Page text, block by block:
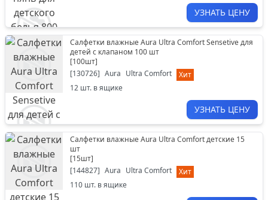
УЗНАТЬ ЦЕНУ
Салфетки влажные Aura Ultra Comfort Sensetive для
детей с клапаном 100 шт
[100шт]
[130726] Aura Ultra Comfort
Хит
12 шт. в ящике
УЗНАТЬ ЦЕНУ
Салфетки влажные Aura Ultra Comfort детские 15
шт
[15шт]
[144827] Aura Ultra Comfort
Хит
110 шт. в ящике